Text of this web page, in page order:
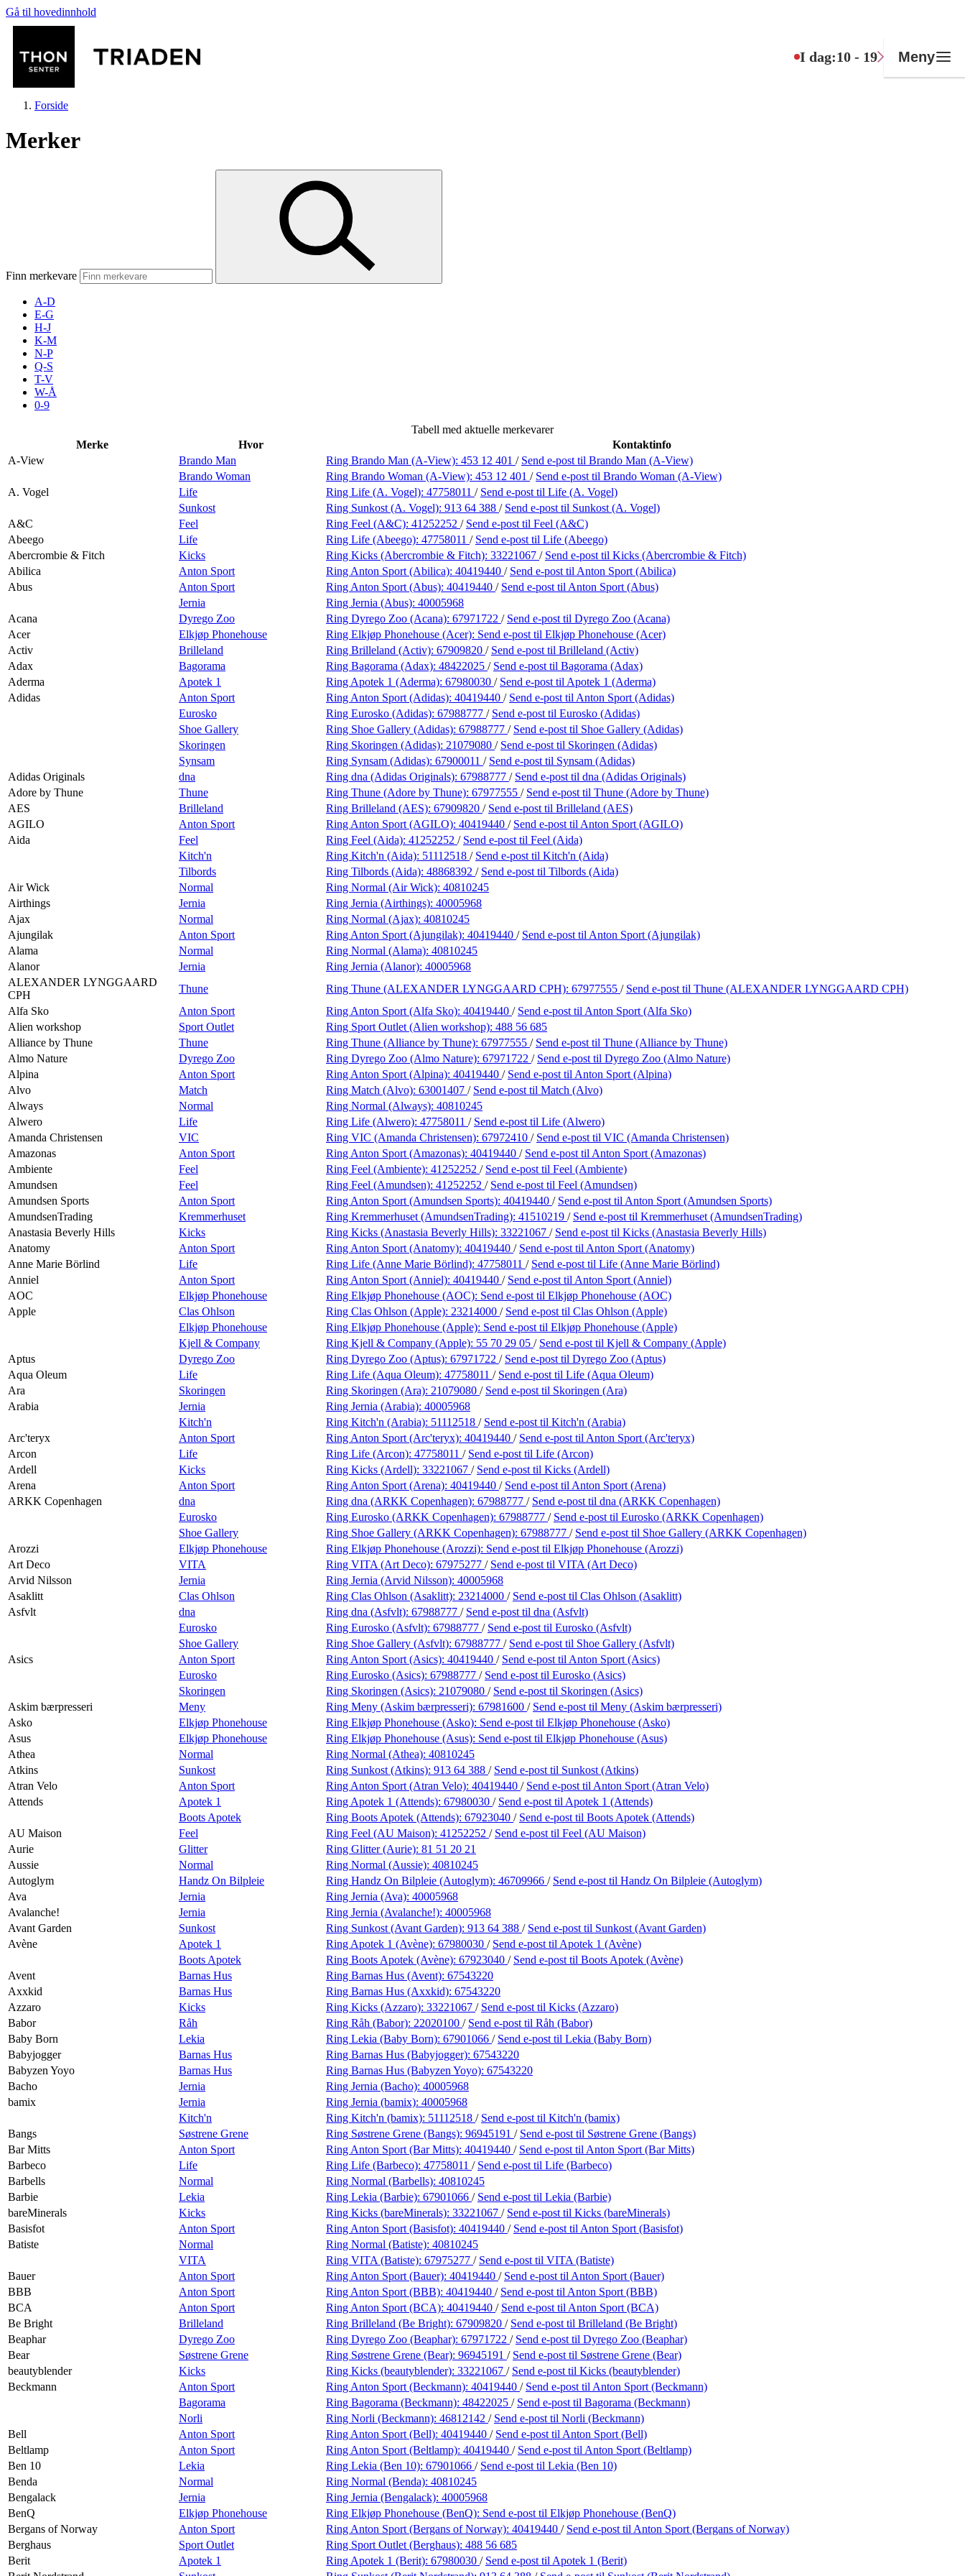
Gå til hovedinnhold
I dag:10 - 19 Meny
Mat og drikke
Inspirasjon
Forside
Merker
Finn merkevare
A-D
E-G
H-J
K-M
N-P
Q-S
T-V
W-Å
0-9
Tabell med aktuelle merkevarer
Merke
Hvor
Kontaktinfo
A-View
Brando Man Ring Brando Man (A-View): 453 12 401 / Send e-post til Brando Man (A-View)
Brando Woman
Ring Brando Woman (A-View): 453 12 401 / Send e-post til Brando Woman (A-View)
A. Vogel
Life Ring Life (A. Vogel): 47758011 / Send e-post til Life (A. Vogel)
Sunkost
Ring Sunkost (A. Vogel): 913 64 388 / Send e-post til Sunkost (A. Vogel)
A&C
Feel Ring Feel (A&C): 41252252 / Send e-post til Feel (A&C)
Abeego
Life Ring Life (Abeego): 47758011 / Send e-post til Life (Abeego)
Abercrombie & Fitch
Kicks Ring Kicks (Abercrombie & Fitch): 33221067 / Send e-post til Kicks (Abercrombie & Fitch)
Abilica
Anton Sport Ring Anton Sport (Abilica): 40419440 / Send e-post til Anton Sport (Abilica)
Abus
Anton Sport Ring Anton Sport (Abus): 40419440 / Send e-post til Anton Sport (Abus)
Jernia
Ring Jernia (Abus): 40005968
Acana
Dyrego Zoo Ring Dyrego Zoo (Acana): 67971722 / Send e-post til Dyrego Zoo (Acana)
Acer
Elkjøp Phonehouse Ring Elkjøp Phonehouse (Acer): Send e-post til Elkjøp Phonehouse (Acer)
Activ
Brilleland Ring Brilleland (Activ): 67909820 / Send e-post til Brilleland (Activ)
Adax
Bagorama Ring Bagorama (Adax): 48422025 / Send e-post til Bagorama (Adax)
Aderma
Apotek 1 Ring Apotek 1 (Aderma): 67980030 / Send e-post til Apotek 1 (Aderma)
Adidas
Anton Sport Ring Anton Sport (Adidas): 40419440 / Send e-post til Anton Sport (Adidas)
Eurosko
Ring Eurosko (Adidas): 67988777 / Send e-post til Eurosko (Adidas)
Shoe Gallery
Ring Shoe Gallery (Adidas): 67988777 / Send e-post til Shoe Gallery (Adidas)
Skoringen
Ring Skoringen (Adidas): 21079080 / Send e-post til Skoringen (Adidas)
Synsam
Ring Synsam (Adidas): 67900011 / Send e-post til Synsam (Adidas)
Adidas Originals
dna Ring dna (Adidas Originals): 67988777 / Send e-post til dna (Adidas Originals)
Adore by Thune
Thune Ring Thune (Adore by Thune): 67977555 / Send e-post til Thune (Adore by Thune)
AES
Brilleland Ring Brilleland (AES): 67909820 / Send e-post til Brilleland (AES)
AGILO
Anton Sport Ring Anton Sport (AGILO): 40419440 / Send e-post til Anton Sport (AGILO)
Aida
Feel Ring Feel (Aida): 41252252 / Send e-post til Feel (Aida)
Kitch'n
Ring Kitch'n (Aida): 51112518 / Send e-post til Kitch'n (Aida)
Tilbords
Ring Tilbords (Aida): 48868392 / Send e-post til Tilbords (Aida)
Air Wick
Normal Ring Normal (Air Wick): 40810245
Airthings
Jernia Ring Jernia (Airthings): 40005968
Ajax
Normal Ring Normal (Ajax): 40810245
Ajungilak
Anton Sport Ring Anton Sport (Ajungilak): 40419440 / Send e-post til Anton Sport (Ajungilak)
Alama
Normal Ring Normal (Alama): 40810245
Alanor
Jernia Ring Jernia (Alanor): 40005968
ALEXANDER LYNGGAARD
CPH
Thune Ring Thune (ALEXANDER LYNGGAARD CPH): 67977555 / Send e-post til Thune (ALEXANDER LYNGGAARD CPH)
Alfa Sko
Anton Sport Ring Anton Sport (Alfa Sko): 40419440 / Send e-post til Anton Sport (Alfa Sko)
Alien workshop
Sport Outlet Ring Sport Outlet (Alien workshop): 488 56 685
Alliance by Thune
Thune Ring Thune (Alliance by Thune): 67977555 / Send e-post til Thune (Alliance by Thune)
Almo Nature
Dyrego Zoo Ring Dyrego Zoo (Almo Nature): 67971722 / Send e-post til Dyrego Zoo (Almo Nature)
Alpina
Anton Sport Ring Anton Sport (Alpina): 40419440 / Send e-post til Anton Sport (Alpina)
Alvo
Match Ring Match (Alvo): 63001407 / Send e-post til Match (Alvo)
Always
Normal Ring Normal (Always): 40810245
Alwero
Life Ring Life (Alwero): 47758011 / Send e-post til Life (Alwero)
Amanda Christensen
VIC Ring VIC (Amanda Christensen): 67972410 / Send e-post til VIC (Amanda Christensen)
Amazonas
Anton Sport Ring Anton Sport (Amazonas): 40419440 / Send e-post til Anton Sport (Amazonas)
Ambiente
Feel Ring Feel (Ambiente): 41252252 / Send e-post til Feel (Ambiente)
Amundsen
Feel Ring Feel (Amundsen): 41252252 / Send e-post til Feel (Amundsen)
Amundsen Sports
Anton Sport Ring Anton Sport (Amundsen Sports): 40419440 / Send e-post til Anton Sport (Amundsen Sports)
AmundsenTrading
Kremmerhuset Ring Kremmerhuset (AmundsenTrading): 41510219 / Send e-post til Kremmerhuset (AmundsenTrading)
Anastasia Beverly Hills
Kicks Ring Kicks (Anastasia Beverly Hills): 33221067 / Send e-post til Kicks (Anastasia Beverly Hills)
Anatomy
Anton Sport Ring Anton Sport (Anatomy): 40419440 / Send e-post til Anton Sport (Anatomy)
Anne Marie Börlind
Life Ring Life (Anne Marie Börlind): 47758011 / Send e-post til Life (Anne Marie Börlind)
Anniel
Anton Sport Ring Anton Sport (Anniel): 40419440 / Send e-post til Anton Sport (Anniel)
AOC
Elkjøp Phonehouse Ring Elkjøp Phonehouse (AOC): Send e-post til Elkjøp Phonehouse (AOC)
Apple
Clas Ohlson Ring Clas Ohlson (Apple): 23214000 / Send e-post til Clas Ohlson (Apple)
Elkjøp Phonehouse
Ring Elkjøp Phonehouse (Apple): Send e-post til Elkjøp Phonehouse (Apple)
Kjell & Company
Ring Kjell & Company (Apple): 55 70 29 05 / Send e-post til Kjell & Company (Apple)
Aptus
Dyrego Zoo Ring Dyrego Zoo (Aptus): 67971722 / Send e-post til Dyrego Zoo (Aptus)
Aqua Oleum
Life Ring Life (Aqua Oleum): 47758011 / Send e-post til Life (Aqua Oleum)
Ara
Skoringen Ring Skoringen (Ara): 21079080 / Send e-post til Skoringen (Ara)
Arabia
Jernia Ring Jernia (Arabia): 40005968
Kitch'n
Ring Kitch'n (Arabia): 51112518 / Send e-post til Kitch'n (Arabia)
Arc'teryx
Anton Sport Ring Anton Sport (Arc'teryx): 40419440 / Send e-post til Anton Sport (Arc'teryx)
Arcon
Life Ring Life (Arcon): 47758011 / Send e-post til Life (Arcon)
Ardell
Kicks Ring Kicks (Ardell): 33221067 / Send e-post til Kicks (Ardell)
Arena
Anton Sport Ring Anton Sport (Arena): 40419440 / Send e-post til Anton Sport (Arena)
ARKK Copenhagen
dna Ring dna (ARKK Copenhagen): 67988777 / Send e-post til dna (ARKK Copenhagen)
Eurosko
Ring Eurosko (ARKK Copenhagen): 67988777 / Send e-post til Eurosko (ARKK Copenhagen)
Shoe Gallery
Ring Shoe Gallery (ARKK Copenhagen): 67988777 / Send e-post til Shoe Gallery (ARKK Copenhagen)
Arozzi
Elkjøp Phonehouse Ring Elkjøp Phonehouse (Arozzi): Send e-post til Elkjøp Phonehouse (Arozzi)
Art Deco
VITA Ring VITA (Art Deco): 67975277 / Send e-post til VITA (Art Deco)
Arvid Nilsson
Jernia Ring Jernia (Arvid Nilsson): 40005968
Asaklitt
Clas Ohlson Ring Clas Ohlson (Asaklitt): 23214000 / Send e-post til Clas Ohlson (Asaklitt)
Asfvlt
dna Ring dna (Asfvlt): 67988777 / Send e-post til dna (Asfvlt)
Eurosko
Ring Eurosko (Asfvlt): 67988777 / Send e-post til Eurosko (Asfvlt)
Shoe Gallery
Ring Shoe Gallery (Asfvlt): 67988777 / Send e-post til Shoe Gallery (Asfvlt)
Asics
Anton Sport Ring Anton Sport (Asics): 40419440 / Send e-post til Anton Sport (Asics)
Eurosko
Ring Eurosko (Asics): 67988777 / Send e-post til Eurosko (Asics)
Skoringen
Ring Skoringen (Asics): 21079080 / Send e-post til Skoringen (Asics)
Askim bærpresseri
Meny Ring Meny (Askim bærpresseri): 67981600 / Send e-post til Meny (Askim bærpresseri)
Asko
Elkjøp Phonehouse Ring Elkjøp Phonehouse (Asko): Send e-post til Elkjøp Phonehouse (Asko)
Asus
Elkjøp Phonehouse Ring Elkjøp Phonehouse (Asus): Send e-post til Elkjøp Phonehouse (Asus)
Athea
Normal Ring Normal (Athea): 40810245
Atkins
Sunkost Ring Sunkost (Atkins): 913 64 388 / Send e-post til Sunkost (Atkins)
Atran Velo
Anton Sport Ring Anton Sport (Atran Velo): 40419440 / Send e-post til Anton Sport (Atran Velo)
Attends
Apotek 1 Ring Apotek 1 (Attends): 67980030 / Send e-post til Apotek 1 (Attends)
Boots Apotek
Ring Boots Apotek (Attends): 67923040 / Send e-post til Boots Apotek (Attends)
AU Maison
Feel Ring Feel (AU Maison): 41252252 / Send e-post til Feel (AU Maison)
Aurie
Glitter Ring Glitter (Aurie): 81 51 20 21
Aussie
Normal Ring Normal (Aussie): 40810245
Autoglym
Handz On Bilpleie Ring Handz On Bilpleie (Autoglym): 46709966 / Send e-post til Handz On Bilpleie (Autoglym)
Ava
Jernia Ring Jernia (Ava): 40005968
Avalanche!
Jernia Ring Jernia (Avalanche!): 40005968
Avant Garden
Sunkost Ring Sunkost (Avant Garden): 913 64 388 / Send e-post til Sunkost (Avant Garden)
Avène
Apotek 1 Ring Apotek 1 (Avène): 67980030 / Send e-post til Apotek 1 (Avène)
Boots Apotek
Ring Boots Apotek (Avène): 67923040 / Send e-post til Boots Apotek (Avène)
Avent
Barnas Hus Ring Barnas Hus (Avent): 67543220
Axxkid
Barnas Hus Ring Barnas Hus (Axxkid): 67543220
Azzaro
Kicks Ring Kicks (Azzaro): 33221067 / Send e-post til Kicks (Azzaro)
Babor
Råh Ring Råh (Babor): 22020100 / Send e-post til Råh (Babor)
Baby Born
Lekia Ring Lekia (Baby Born): 67901066 / Send e-post til Lekia (Baby Born)
Babyjogger
Barnas Hus Ring Barnas Hus (Babyjogger): 67543220
Babyzen Yoyo
Barnas Hus Ring Barnas Hus (Babyzen Yoyo): 67543220
Bacho
Jernia Ring Jernia (Bacho): 40005968
bamix
Jernia Ring Jernia (bamix): 40005968
Kitch'n
Ring Kitch'n (bamix): 51112518 / Send e-post til Kitch'n (bamix)
Bangs
Søstrene Grene Ring Søstrene Grene (Bangs): 96945191 / Send e-post til Søstrene Grene (Bangs)
Bar Mitts
Anton Sport Ring Anton Sport (Bar Mitts): 40419440 / Send e-post til Anton Sport (Bar Mitts)
Barbeco
Life Ring Life (Barbeco): 47758011 / Send e-post til Life (Barbeco)
Barbells
Normal Ring Normal (Barbells): 40810245
Barbie
Lekia Ring Lekia (Barbie): 67901066 / Send e-post til Lekia (Barbie)
bareMinerals
Kicks Ring Kicks (bareMinerals): 33221067 / Send e-post til Kicks (bareMinerals)
Basisfot
Anton Sport Ring Anton Sport (Basisfot): 40419440 / Send e-post til Anton Sport (Basisfot)
Batiste
Normal Ring Normal (Batiste): 40810245
VITA
Ring VITA (Batiste): 67975277 / Send e-post til VITA (Batiste)
Bauer
Anton Sport Ring Anton Sport (Bauer): 40419440 / Send e-post til Anton Sport (Bauer)
BBB
Anton Sport Ring Anton Sport (BBB): 40419440 / Send e-post til Anton Sport (BBB)
BCA
Anton Sport Ring Anton Sport (BCA): 40419440 / Send e-post til Anton Sport (BCA)
Be Bright
Brilleland Ring Brilleland (Be Bright): 67909820 / Send e-post til Brilleland (Be Bright)
Beaphar
Dyrego Zoo Ring Dyrego Zoo (Beaphar): 67971722 / Send e-post til Dyrego Zoo (Beaphar)
Bear
Søstrene Grene Ring Søstrene Grene (Bear): 96945191 / Send e-post til Søstrene Grene (Bear)
beautyblender
Kicks Ring Kicks (beautyblender): 33221067 / Send e-post til Kicks (beautyblender)
Beckmann
Anton Sport Ring Anton Sport (Beckmann): 40419440 / Send e-post til Anton Sport (Beckmann)
Bagorama
Ring Bagorama (Beckmann): 48422025 / Send e-post til Bagorama (Beckmann)
Norli
Ring Norli (Beckmann): 46812142 / Send e-post til Norli (Beckmann)
Bell
Anton Sport Ring Anton Sport (Bell): 40419440 / Send e-post til Anton Sport (Bell)
Beltlamp
Anton Sport Ring Anton Sport (Beltlamp): 40419440 / Send e-post til Anton Sport (Beltlamp)
Ben 10
Lekia Ring Lekia (Ben 10): 67901066 / Send e-post til Lekia (Ben 10)
Benda
Normal Ring Normal (Benda): 40810245
Bengalack
Jernia Ring Jernia (Bengalack): 40005968
BenQ
Elkjøp Phonehouse Ring Elkjøp Phonehouse (BenQ): Send e-post til Elkjøp Phonehouse (BenQ)
Bergans of Norway
Anton Sport Ring Anton Sport (Bergans of Norway): 40419440 / Send e-post til Anton Sport (Bergans of Norway)
Berghaus
Sport Outlet Ring Sport Outlet (Berghaus): 488 56 685
Berit
Apotek 1 Ring Apotek 1 (Berit): 67980030 / Send e-post til Apotek 1 (Berit)